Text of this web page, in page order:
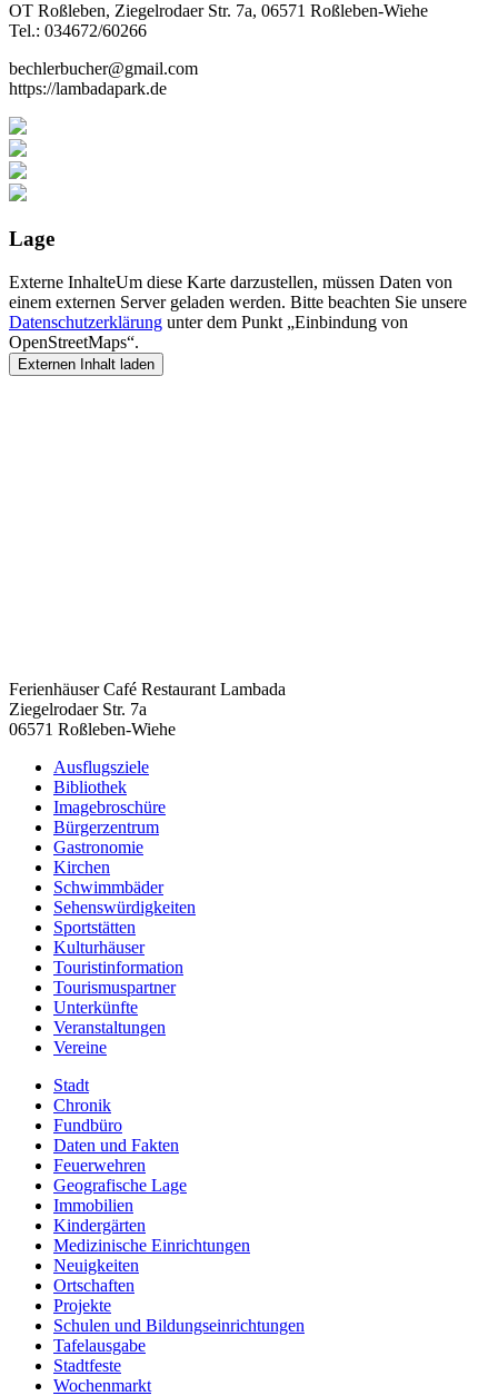
OT Roßleben, Ziegelrodaer Str. 7a, 06571 Roßleben-Wiehe
Tel.: 034672/60266
bechlerbucher@gmail.com
https://lambadapark.de
Lage
Externe InhalteUm diese Karte darzustellen, müssen Daten von
einem externen Server geladen werden. Bitte beachten Sie unsere
Datenschutzerklärung unter dem Punkt „Einbindung von
OpenStreetMaps“.
Externen Inhalt laden
Ferienhäuser Café Restaurant Lambada
Ziegelrodaer Str. 7a
06571 Roßleben-Wiehe
Ausflugsziele
Bibliothek
Imagebroschüre
Bürgerzentrum
Gastronomie
Kirchen
Schwimmbäder
Sehenswürdigkeiten
Sportstätten
Kulturhäuser
Touristinformation
Tourismuspartner
Unterkünfte
Veranstaltungen
Vereine
Stadt
Chronik
Fundbüro
Daten und Fakten
Feuerwehren
Geografische Lage
Immobilien
Kindergärten
Medizinische Einrichtungen
Neuigkeiten
Ortschaften
Projekte
Schulen und Bildungseinrichtungen
Tafelausgabe
Stadtfeste
Wochenmarkt